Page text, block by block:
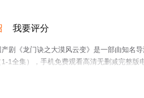
我要评分
剧《龙门诀之大漠风云变》是一部由知名
1全集），手机免费观看高清无删减完整